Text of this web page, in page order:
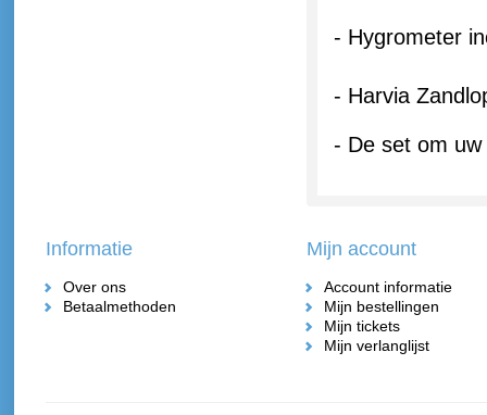
- Hygrometer
- Harvia
- De set om
Informatie
Over ons
Betaalmethoden
Mijn account
Account informatie
Mijn bestellingen
Mijn tickets
Mijn verlanglijst